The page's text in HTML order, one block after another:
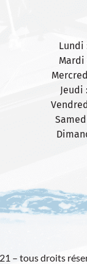
Lundi
Mardi
Jeudi
– tous droits